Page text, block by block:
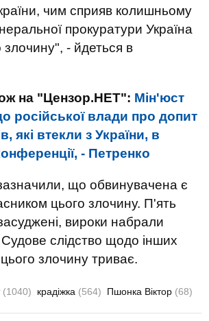
чим сприяв колишньому
прокуратури Україна
злочину", - йдеться в
на "Цензор.НЕТ": Мін'юст
російської влади про допит
які втекли з України, в
- Петренко
що обвинувачена є
цього злочину. П'ять
вироки набрали
слідство щодо інших
злочину триває.
(1040) крадіжка (564) Пшонка Віктор (68)